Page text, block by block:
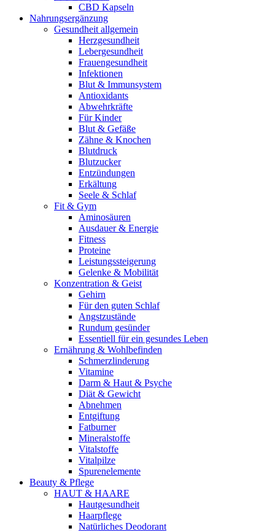
CBD Kapseln
Nahrungsergänzung
Gesundheit allgemein
Herzgesundheit
Lebergesundheit
Frauengesundheit
Infektionen
Blut & Immunsystem
Antioxidants
Abwehrkräfte
Für Kinder
Blut & Gefäße
Zähne & Knochen
Blutdruck
Blutzucker
Entzündungen
Erkältung
Seele & Schlaf
Fit & Gym
Aminosäuren
Ausdauer & Energie
Fitness
Proteine
Leistungssteigerung
Gelenke & Mobilität
Konzentration & Geist
Gehirn
Für den guten Schlaf
Angstzustände
Rundum gesünder
Essentiell für ein gesundes Leben
Ernährung & Wohlbefinden
Schmerzlinderung
Vitamine
Darm & Haut & Psyche
Diät & Gewicht
Abnehmen
Entgiftung
Fatburner
Mineralstoffe
Vitalstoffe
Vitalpilze
Spurenelemente
Beauty & Pflege
HAUT & HAARE
Hautgesundheit
Haarpflege
Natürliches Deodorant